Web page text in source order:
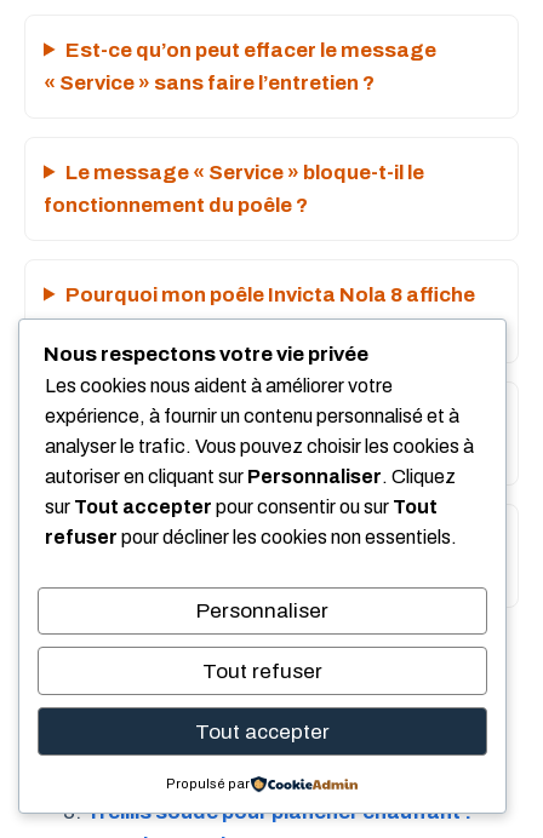
Est-ce qu’on peut effacer le message
« Service » sans faire l’entretien ?
Le message « Service » bloque-t-il le
fonctionnement du poêle ?
Pourquoi mon poêle Invicta Nola 8 affiche
« Service » et ne redémarre plus ?
Combien de temps faut-il pour nettoyer un
poêle à granulés avant le reset ?
Le reset du compteur d’heures efface-t-il
Publications Similaires :
VMC qui fait du bruit : causes et solutions
pour la réparer
Fuite sous le chauffe-eau : Causes,
Dépannage et Solutions
Treillis soudé pour plancher chauffant :
Nous respectons votre vie privée
Les cookies nous aident à améliorer votre
expérience, à fournir un contenu personnalisé et à
analyser le trafic. Vous pouvez choisir les cookies à
autoriser en cliquant sur Personnaliser. Cliquez
sur Tout accepter pour consentir ou sur Tout
refuser pour décliner les cookies non essentiels.
Personnaliser
Tout refuser
Tout accepter
Propulsé par